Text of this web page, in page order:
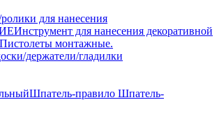
для нанесения
Инструмент для нанесения декоративной
Пистолеты монтажные.
держатели/гладилки
Шпатель-правило Шпатель-